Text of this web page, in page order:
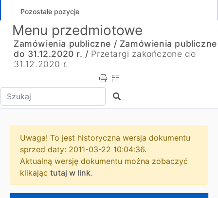
Pozostałe pozycje
Menu przedmiotowe
Zamówienia publiczne / Zamówienia publiczne
do 31.12.2020 r. / Przetargi zakończone do
31.12.2020 r.
Wpisz tekst do wyszukania Szukaj
Uwaga! To jest historyczna wersja dokumentu
sprzed daty: 2011-03-22 10:04:36.
Aktualną wersję dokumentu można zobaczyć
klikając tutaj w link.